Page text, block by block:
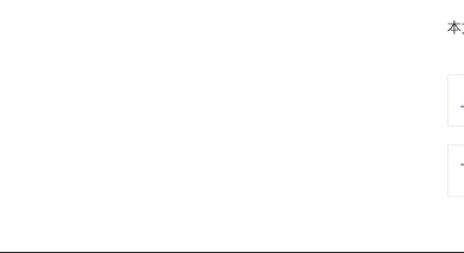
本